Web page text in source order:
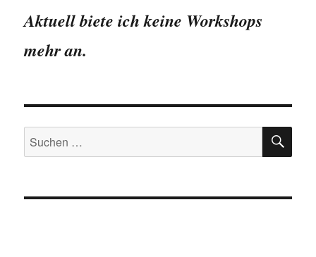
Aktuell biete ich keine Workshops
mehr an.
Suchen
nach: